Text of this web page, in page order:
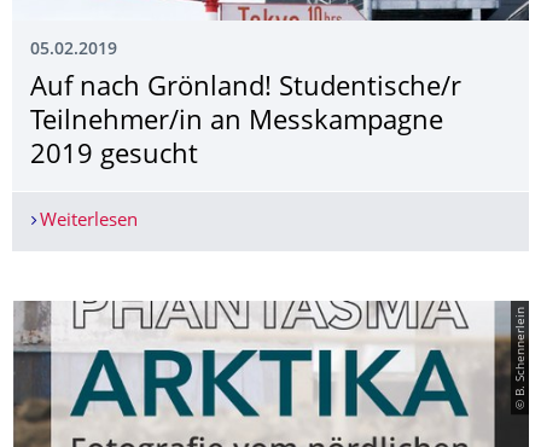
05.02.2019
Auf nach Grönland! Studentische/r
Teilnehmer/in an Messkampagne
2019 gesucht
Weiterlesen
© B. Schennerlein